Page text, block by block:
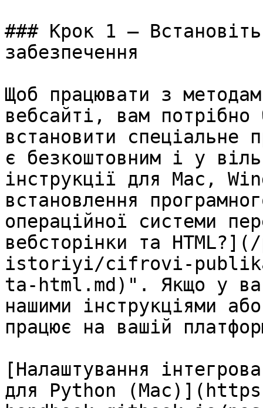
### Крок 1 –
забезпечення
Щоб працювати з
вебсайті, вам потрібно
встановити спеціальне
є безкоштовним і у
інструкції для Mac,
встановлення
операційної системи
вебсторінки та
istoriyi/cifrovi-
ta-html.md)". Якщо у
нашими інструкціями
працює на вашій
[Налаштування
для Python